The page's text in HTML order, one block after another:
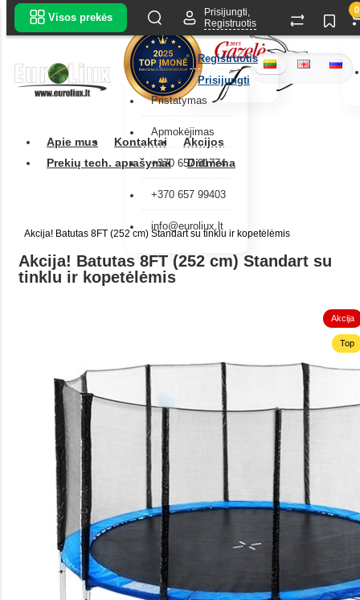
Pristatymas
Apmokėjimas
+370 657 91774
+370 657 99403
info@euroliux.lt
Apie mus Kontaktai
Akcijos
Prekių tech. aprašymai
Didmena
Visos prekės
Prisijungti,
Registruotis
Registruotis
Prisijungti
0
Akcija! Batutas 8FT (252 cm) Standart su tinklu ir kopetėlėmis
Akcija! Batutas 8FT (252 cm) Standart su
tinklu ir kopetėlėmis
Akcija
Top